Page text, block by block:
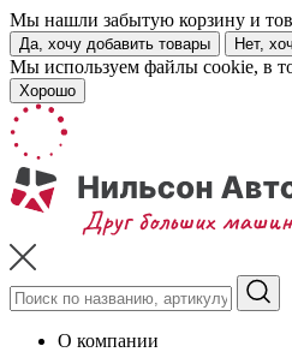
Мы нашли забытую корзину и
Да, хочу добавить товары Нет,
Мы используем файлы cookie, в
Хорошо
О компании